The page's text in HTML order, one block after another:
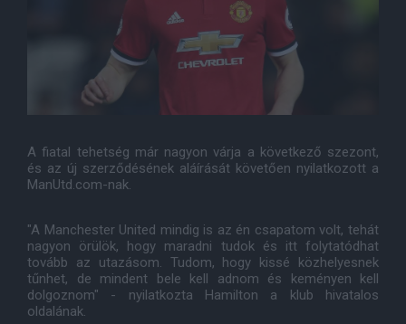
A fiatal tehetség már nagyon várja a következő szezont,
és az új szerződésének aláírását követően nyilatkozott a
ManUtd.com-nak.
"A Manchester United mindig is az én csapatom volt, tehát
nagyon örülök, hogy maradni tudok és itt folytatódhat
tovább az utazásom. Tudom, hogy kissé közhelyesnek
tűnhet, de mindent bele kell adnom és keményen kell
dolgoznom" - nyilatkozta Hamilton a klub hivatalos
oldalának.